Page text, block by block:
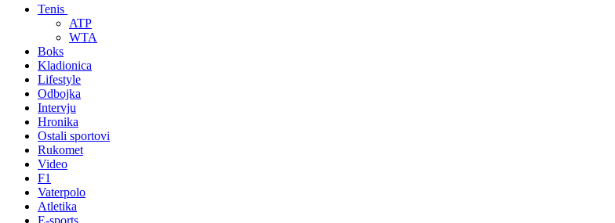
Tenis
ATP
WTA
Boks
Kladionica
Lifestyle
Odbojka
Intervju
Hronika
Ostali sportovi
Rukomet
Video
F1
Vaterpolo
Atletika
E-sports